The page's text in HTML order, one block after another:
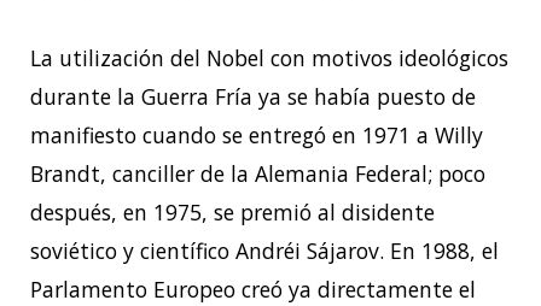
La utilización del Nobel con motivos ideológicos
durante la Guerra Fría ya se había puesto de
manifiesto cuando se entregó en 1971 a Willy
Brandt, canciller de la Alemania Federal; poco
después, en 1975, se premió al disidente
soviético y científico Andréi Sájarov. En 1988, el
Parlamento Europeo creó ya directamente el